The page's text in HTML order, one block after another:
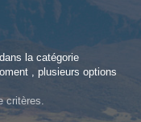
la catégorie
, plusieurs options
critères.